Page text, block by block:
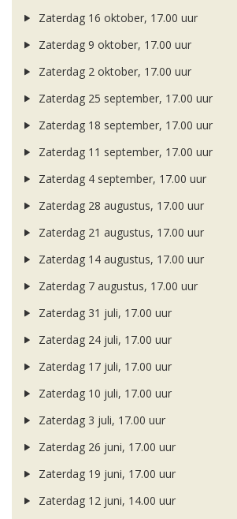
Zaterdag 16 oktober, 17.00 uur
Zaterdag 9 oktober, 17.00 uur
Zaterdag 2 oktober, 17.00 uur
Zaterdag 25 september, 17.00 uur
Zaterdag 18 september, 17.00 uur
Zaterdag 11 september, 17.00 uur
Zaterdag 4 september, 17.00 uur
Zaterdag 28 augustus, 17.00 uur
Zaterdag 21 augustus, 17.00 uur
Zaterdag 14 augustus, 17.00 uur
Zaterdag 7 augustus, 17.00 uur
Zaterdag 31 juli, 17.00 uur
Zaterdag 24 juli, 17.00 uur
Zaterdag 17 juli, 17.00 uur
Zaterdag 10 juli, 17.00 uur
Zaterdag 3 juli, 17.00 uur
Zaterdag 26 juni, 17.00 uur
Zaterdag 19 juni, 17.00 uur
Zaterdag 12 juni, 14.00 uur